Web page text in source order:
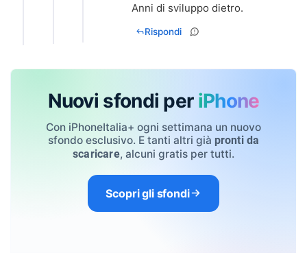
Anni di sviluppo dietro.
Rispondi
Nuovi sfondi per iPhone
Con iPhoneItalia+ ogni settimana un nuovo
sfondo esclusivo. E tanti altri già pronti da
scaricare, alcuni gratis per tutti.
Scopri gli sfondi